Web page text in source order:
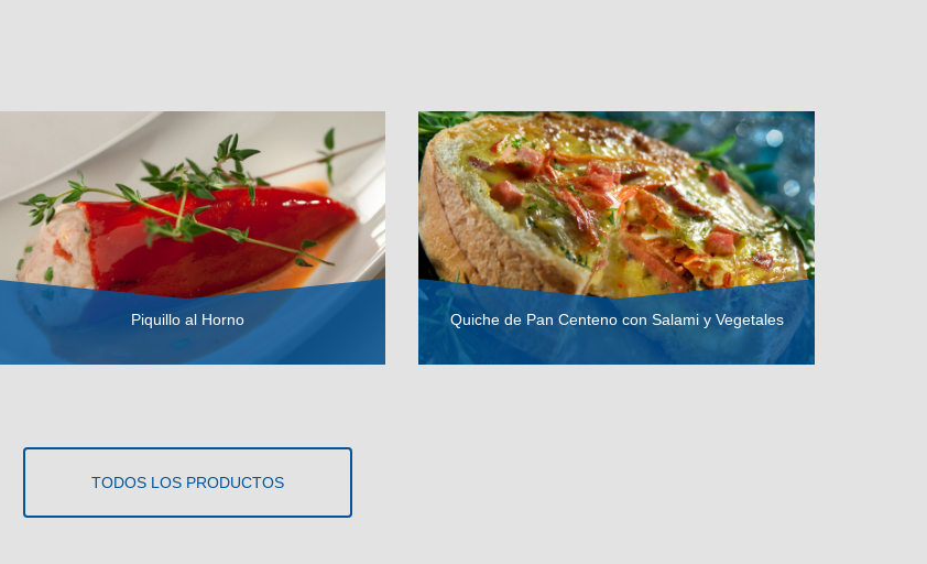
Piquillo al Horno Quiche de Pan Centeno con Salami y Vegetales
TODOS LOS PRODUCTOS